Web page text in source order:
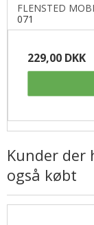
FLENSTED
071
229,00 DKK
Kunder
også købt